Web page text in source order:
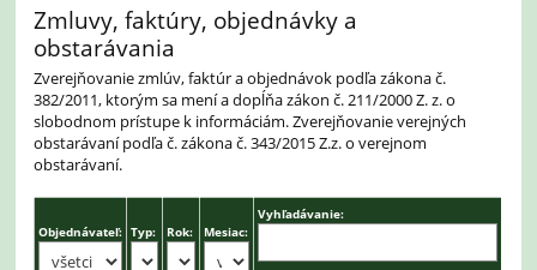
faktúry
Zmluvy, faktúry, objednávky a
obstarávania
Zverejňovanie zmlúv, faktúr a objednávok podľa zákona č.
382/2011, ktorým sa mení a dopĺňa zákon č. 211/2000 Z. z. o
slobodnom prístupe k informáciám. Zverejňovanie verejných
obstarávaní podľa č. zákona č. 343/2015 Z.z. o verejnom
obstarávaní.
Objednávateľ: Typ: Rok: Mesiac:
Vyhľadávanie: